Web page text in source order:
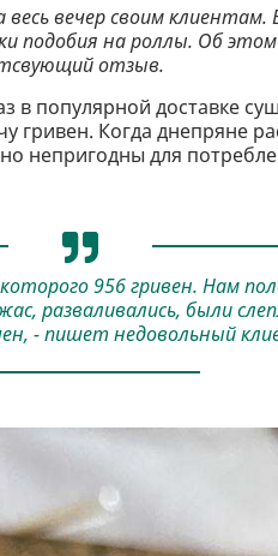
вечер своим
подобия на роллы. Об
отзыв.
в популярной доставке
гривен. Когда днепряне
непригодны для
956 гривен. Нам
разваливались, были
- пишет недовольный